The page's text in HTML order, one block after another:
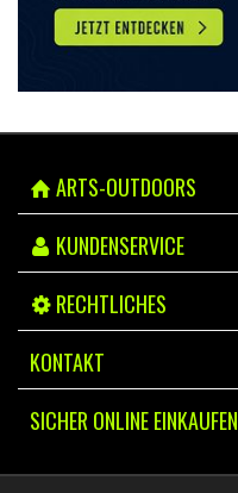
ARTS-OUTDOORS
KUNDENSERVICE
RECHTLICHES
KONTAKT
SICHER ONLINE EINKAUFEN